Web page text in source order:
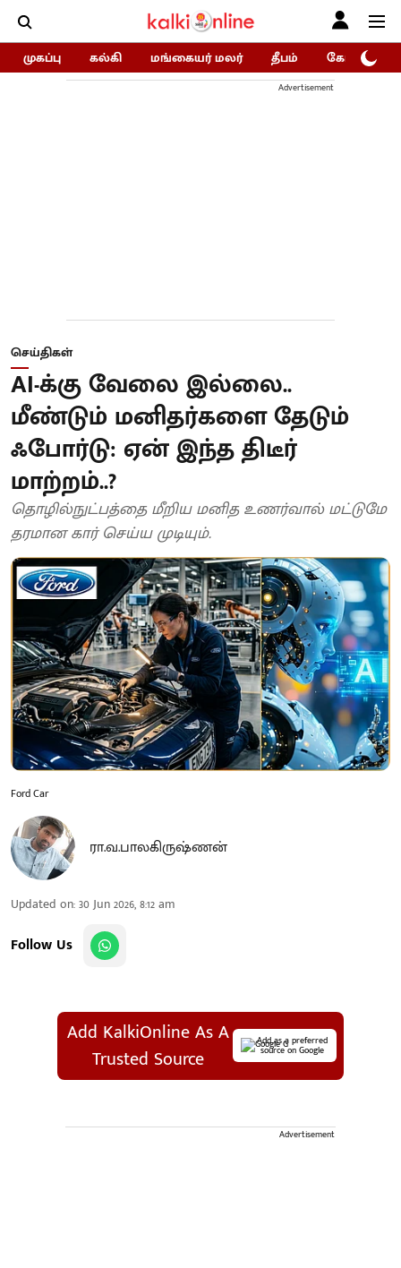
முகப்பு கல்கி மங்கையர் மலர் தீபம் கோகுலம்/
Advertisement
செய்திகள்
AI-க்கு வேலை இல்லை..
மீண்டும் மனிதர்களை தேடும்
ஃபோர்டு: ஏன் இந்த திடீர்
மாற்றம்..?
தொழில்நுட்பத்தை மீறிய மனித உணர்வால் மட்டுமே
தரமான கார் செய்ய முடியும்.
Ford Car
ரா.வ.பாலகிருஷ்ணன்
Updated on:30 Jun 2026, 8:12 am
Follow Us
Add KalkiOnline As A
Trusted Source
Add as a preferred
source on Google
Advertisement